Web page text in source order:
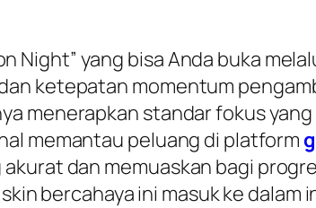
Night” yang bisa Anda buka
ketepatan momentum
menerapkan standar fokus
memantau peluang di platform
dan memuaskan bagi
bercahaya ini masuk ke dalam